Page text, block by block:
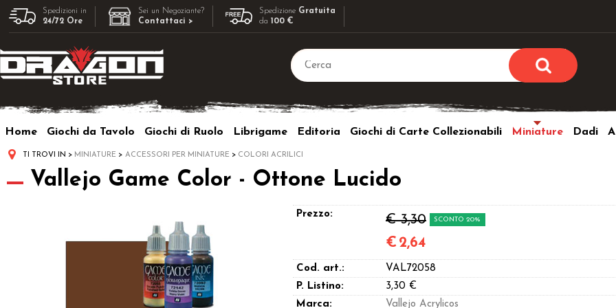
Spedizioni in
24/72 Ore
Sei un Negoziante?
Contattaci >
Spedizione Gratuita
da100 €
Per completare
utente e la
Home Giochi da Tavolo Giochi di Ruolo Librigame Editoria Giochi di Carte Collezionabili Miniature Dadi
TI TROVI IN MINIATURE ACCESSORI PER MINIATURE COLORI ACRILICI
Vallejo Game Color - Ottone Lucido
Prezzo: € 3,30 SCONTO 20%
€ 2,64
Cod. art.:
VAL72058
P. Listino:
3,30 €
Marca:
Vallejo Acrylicos